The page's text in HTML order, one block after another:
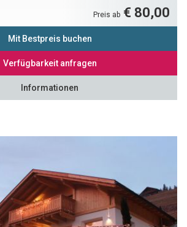
Preis ab € 80,00
Mit Bestpreis buchen
Verfügbarkeit anfragen
Informationen